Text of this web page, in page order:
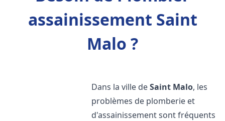
assainissement Saint
Malo ?
Dans la ville deSaint Malo, les
problèmes de plomberie et
d'assainissement sont fréquents